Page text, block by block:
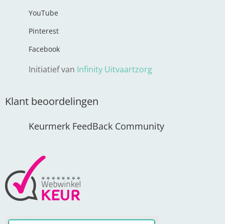
YouTube
Pinterest
Facebook
Initiatief van Infinity Uitvaartzorg
Klant beoordelingen
Keurmerk FeedBack Community